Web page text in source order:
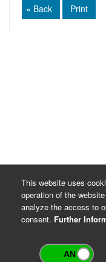
« Back Print
This website uses
operation of the
analyze the access to
consent. Further